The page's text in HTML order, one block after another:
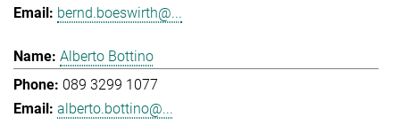
bernd.boeswirth@...
Alberto Bottino
089 3299 1077
alberto.bottino@...